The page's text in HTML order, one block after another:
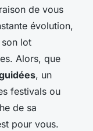
de vous
évolution,
lot
Alors, que
, un
festivals ou
de sa
pour vous.